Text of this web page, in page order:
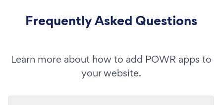
Frequently Asked Questions
Learn more about how to add POWR apps to
your website.